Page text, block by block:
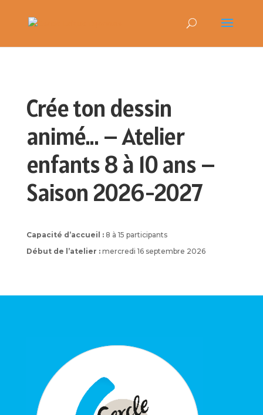
Crée ton dessin
animé… – Atelier
enfants 8 à 10 ans –
Saison 2026-2027
Capacité d’accueil :8 à 15 participants
Début de l’atelier :mercredi 16 septembre 2026